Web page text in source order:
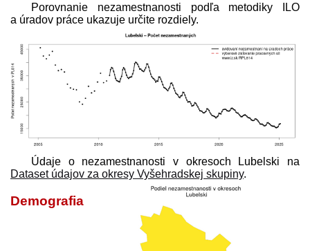
Porovnanie nezamestnanosti podľa metodiky ILO
a úradov práce ukazuje určite rozdiely.
Údaje o nezamestnanosti v okresoch Lubelski na
Dataset údajov za okresy Vyšehradskej skupiny.
Demografia